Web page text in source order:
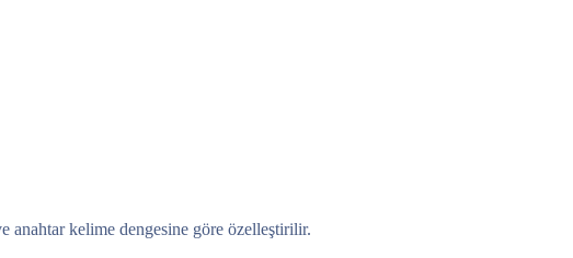
anahtar kelime dengesine göre özelleştirilir.